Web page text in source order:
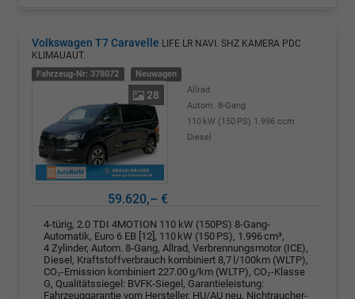
Volkswagen T7 Caravelle LIFE LR NAVI. SHZ KAMERA PDC
KLIMAUAUT.
Fahrzeug-Nr: 378072 Neuwagen
28
Allrad
Autom. 8-Gang
110 kW (150 PS) 1.996 ccm
Diesel
59.620,– €
4-türig, 2.0 TDI 4MOTION 110 kW (150PS) 8-Gang-
Automatik, Euro 6 EB [12], 110 kW (150 PS), 1.996 cm³,
4 Zylinder, Autom. 8-Gang, Allrad, Verbrennungsmotor (ICE),
Diesel, Kraftstoffverbrauch kombiniert 8,7 l/100km (WLTP),
CO₂-Emission kombiniert 227.00 g/km (WLTP), CO₂-Klasse
G, Qualitätssiegel: BVFK-Siegel, Garantieleistung:
Fahrzeuggarantie vom Hersteller, HU/AU neu, Nichtraucher-